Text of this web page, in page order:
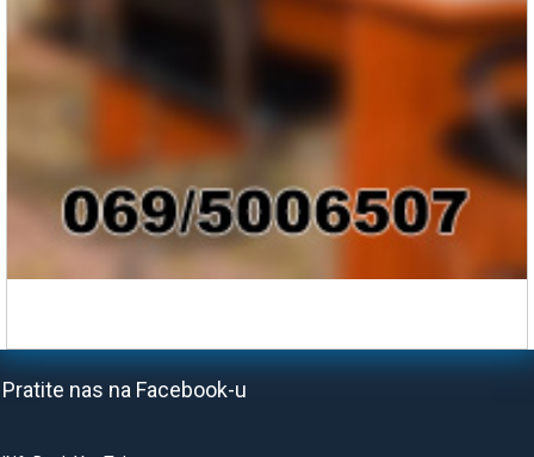
Pratite nas na Facebook-u